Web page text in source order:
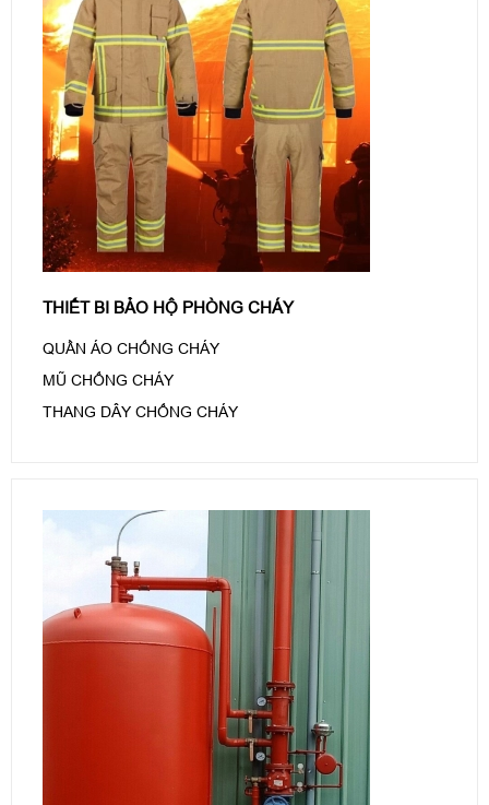
THIẾT BI BẢO HỘ PHÒNG CHÁY
QUẦN ÁO CHỐNG CHÁY
MŨ CHỐNG CHÁY
THANG DÂY CHỐNG CHÁY